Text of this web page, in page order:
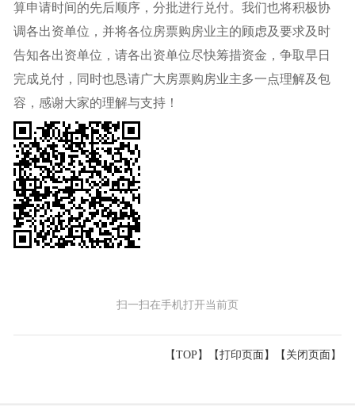
算申请时间的先后顺序，分批进行兑付。我们也将积极协
调各出资单位，并将各位房票购房业主的顾虑及要求及时
告知各出资单位，请各出资单位尽快筹措资金，争取早日
完成兑付，同时也恳请广大房票购房业主多一点理解及包
容，感谢大家的理解与支持！
扫一扫在手机打开当前页
【TOP】 【打印页面 】【 关闭页面 】